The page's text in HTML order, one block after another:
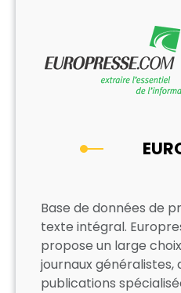
Base de données de
texte intégral.
propose un large
journaux généralistes,
publications